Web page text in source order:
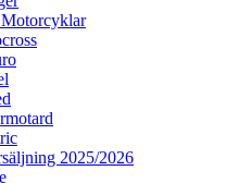
2025/2026